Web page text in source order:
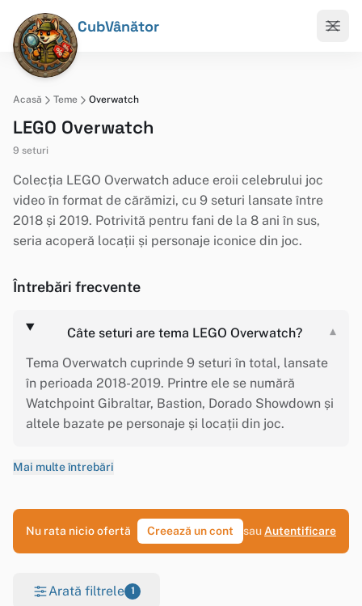
CubVânător
Acasă Teme Overwatch
LEGO Overwatch
9 seturi
Colecția LEGO Overwatch aduce eroii celebrului joc
video în format de cărămizi, cu 9 seturi lansate între
2018 și 2019. Potrivită pentru fani de la 8 ani în sus,
seria acoperă locații și personaje iconice din joc.
Întrebări frecvente
Câte seturi are tema LEGO Overwatch?
▾
Tema Overwatch cuprinde 9 seturi în total, lansate
în perioada 2018-2019. Printre ele se numără
Watchpoint Gibraltar, Bastion, Dorado Showdown și
altele bazate pe personaje și locații din joc.
Mai multe întrebări
Nu rata nicio ofertă Creează un cont sau Autentificare
Arată filtrele 1